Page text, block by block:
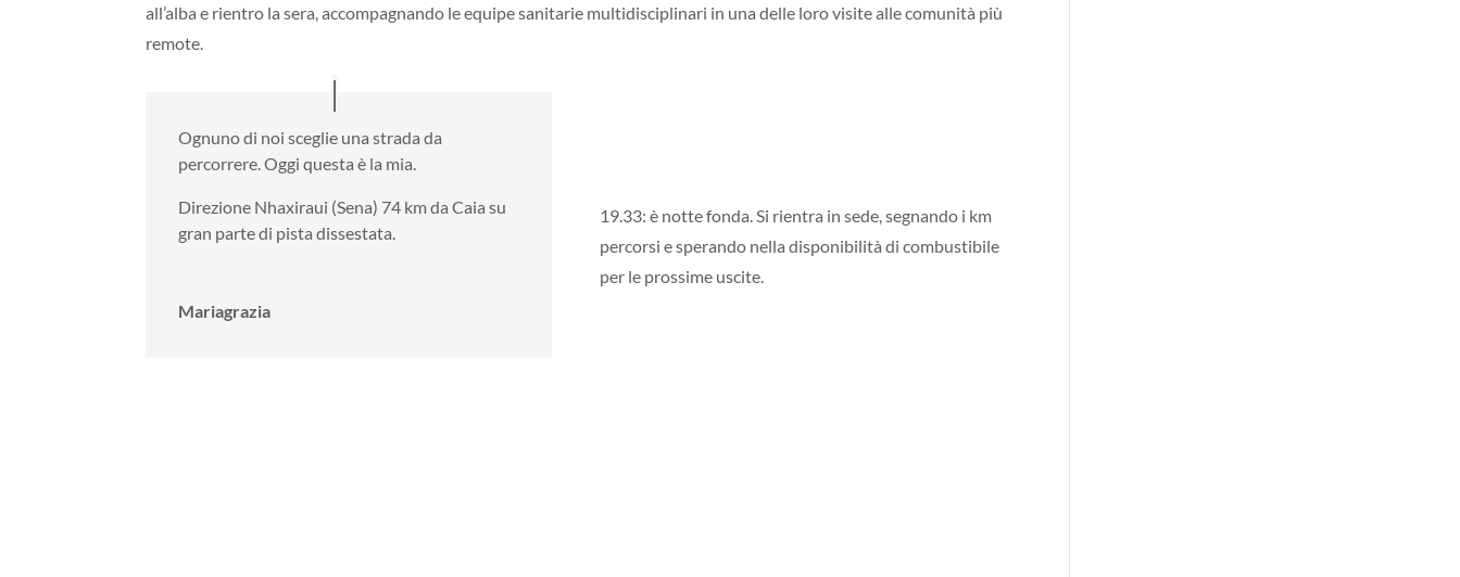
all’alba e rientro la sera, accompagnando le equipe sanitarie multidisciplinari in una delle loro visite alle comunità più
remote.
Ognuno di noi sceglie una strada da
percorrere. Oggi questa è la mia.
Direzione Nhaxiraui (Sena) 74 km da Caia su
gran parte di pista dissestata.
Mariagrazia
19.33: è notte fonda. Si rientra in sede, segnando i km
percorsi e sperando nella disponibilità di combustibile
per le prossime uscite.